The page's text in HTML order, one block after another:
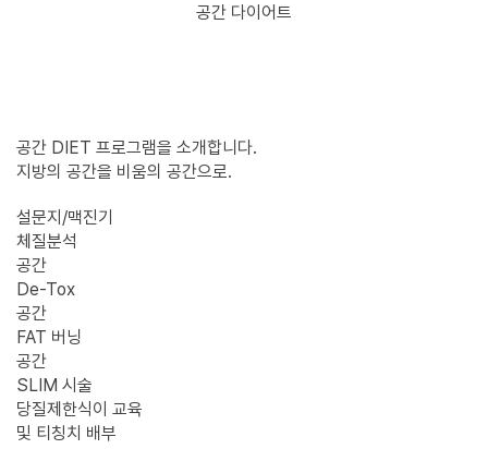
공간 다이어트
공간 DIET 프로그램을 소개합니다.
지방의 공간을 비움의 공간으로.
설문지/맥진기
체질분석
공간
De-Tox
공간
FAT 버닝
공간
SLIM 시술
당질제한식이 교육
및 티칭치 배부